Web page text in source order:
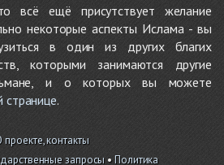
всё ещё присутствует желание
некоторые аспекты Ислама - вы
в один из других благих
которыми занимаются другие
и о которых вы можете
странице.
проекте, контакты
запросы •Политика